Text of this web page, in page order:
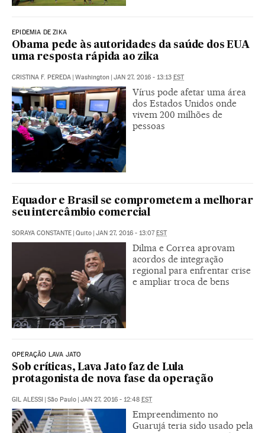
EPIDEMIA DE ZIKA
Obama pede às autoridades da saúde dos EUA
uma resposta rápida ao zika
CRISTINA F. PEREDA | Washington | JAN 27, 2016 - 13:13 EST
Vírus pode afetar uma área
dos Estados Unidos onde
vivem 200 milhões de
pessoas
Equador e Brasil se comprometem a melhorar
seu intercâmbio comercial
SORAYA CONSTANTE | Quito | JAN 27, 2016 - 13:07EST
Dilma e Correa aprovam
acordos de integração
regional para enfrentar crise
e ampliar troca de bens
OPERAÇÃO LAVA JATO
Sob críticas, Lava Jato faz de Lula
protagonista de nova fase da operação
GIL ALESSI | São Paulo | JAN 27, 2016 - 12:48 EST
Empreendimento no
Guarujá teria sido usado pela